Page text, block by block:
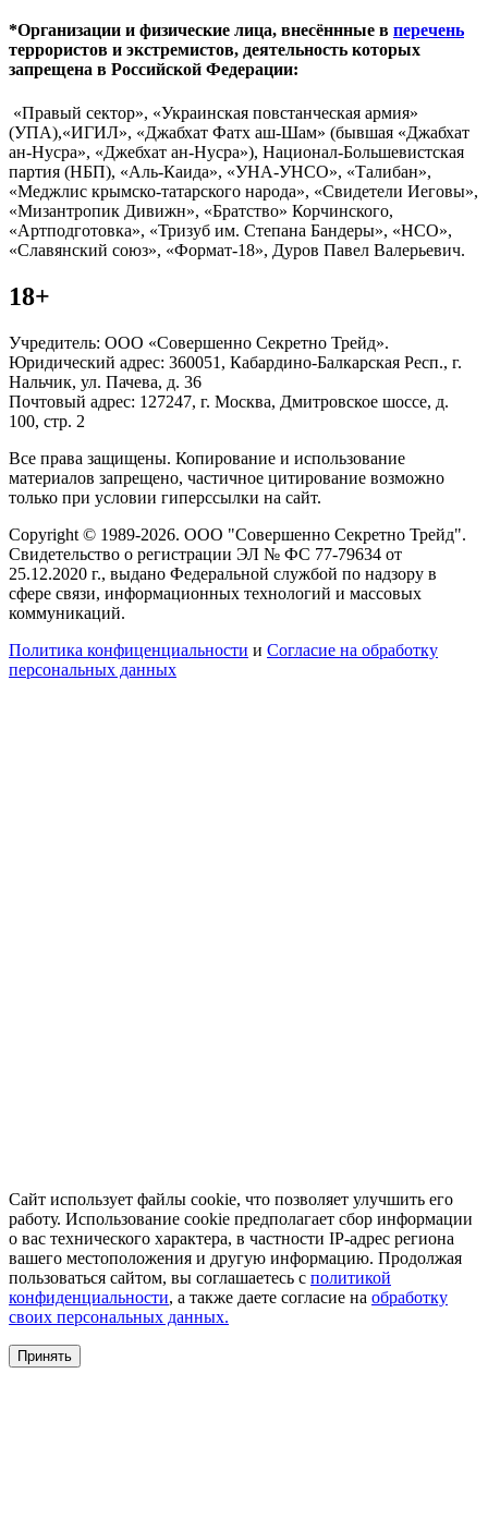
*Организации и физические лица, внесённные в перечень
террористов и экстремистов, деятельность которых
запрещена в Российской Федерации:
«Правый сектор», «Украинская повстанческая армия»
(УПА),«ИГИЛ», «Джабхат Фатх аш-Шам» (бывшая «Джабхат
ан-Нусра», «Джебхат ан-Нусра»), Национал-Большевистская
партия (НБП), «Аль-Каида», «УНА-УНСО», «Талибан»,
«Меджлис крымско-татарского народа», «Свидетели Иеговы»,
«Мизантропик Дивижн», «Братство» Корчинского,
«Артподготовка», «Тризуб им. Степана Бандеры», «НСО»,
«Славянский союз», «Формат-18», Дуров Павел Валерьевич.
18+
Учредитель: ООО «Совершенно Секретно Трейд».
Юридический адрес: 360051, Кабардино-Балкарская Респ., г.
Нальчик, ул. Пачева, д. 36
Почтовый адрес: 127247, г. Москва, Дмитровское шоссе, д.
100, стр. 2
Все права защищены. Копирование и использование
материалов запрещено, частичное цитирование возможно
только при условии гиперссылки на сайт.
Copyright © 1989-2026. ООО "Совершенно Секретно Трейд".
Свидетельство о регистрации ЭЛ № ФС 77-79634 от
25.12.2020 г., выдано Федеральной службой по надзору в
сфере связи, информационных технологий и массовых
коммуникаций.
Политика конфиценциальности и Согласие на обработку
персональных данных
Сайт использует файлы cookie, что позволяет улучшить его
работу. Использование cookie предполагает сбор информации
о вас технического характера, в частности IP-адрес региона
вашего местоположения и другую информацию. Продолжая
пользоваться сайтом, вы соглашаетесь с политикой
конфиденциальности, а также даете согласие на обработку
своих персональных данных.
Принять